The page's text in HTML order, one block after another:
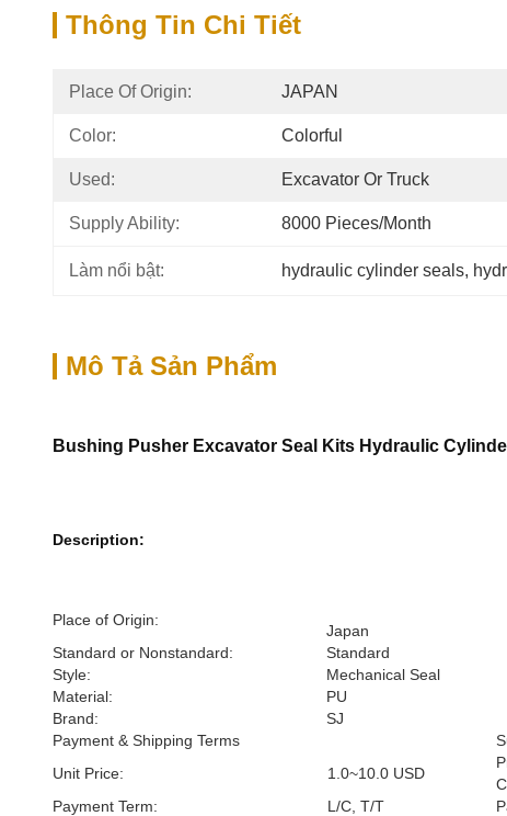
Thông Tin Chi Tiết
Place Of Origin: JAPAN
Color: Colorful
Used: Excavator Or Truck
Supply Ability: 8000 Pieces/month
Làm nổi bật: hydraulic cylinder seals,
Mô Tả Sản Phẩm
Bushing Pusher Excavator Seal Kits Hydraulic
Description:
Place of Origin:
Japan
Standard or Nonstandard:
Standard
Style:
Mechanical Seal
Material:
PU
Brand:
SJ
Payment & Shipping Terms
Unit Price:
1.0~10.0 USD
Payment Term:
L/C, T/T